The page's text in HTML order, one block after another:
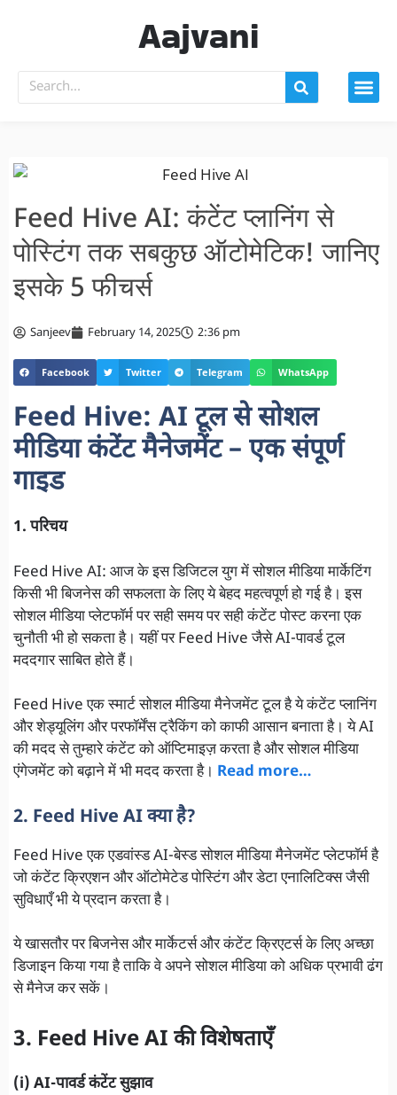
Aajvani
Feed Hive AI: कंटेंट प्लानिंग से
पोस्टिंग तक सबकुछ ऑटोमेटिक! जानिए
इसके 5 फीचर्स
Sanjeev February 14, 2025 2:36 pm
Facebook Twitter Telegram WhatsApp
Feed Hive: AI टूल से सोशल
मीडिया कंटेंट मैनेजमेंट – एक संपूर्ण
गाइड
1. परिचय
Feed Hive AI: आज के इस डिजिटल युग में सोशल मीडिया मार्केटिंग
किसी भी बिजनेस की सफलता के लिए ये बेहद महत्वपूर्ण हो गई है। इस
सोशल मीडिया प्लेटफॉर्म पर सही समय पर सही कंटेंट पोस्ट करना एक
चुनौती भी हो सकता है। यहीं पर Feed Hive जैसे AI-पावर्ड टूल
मददगार साबित होते हैं।
Feed Hive एक स्मार्ट सोशल मीडिया मैनेजमेंट टूल है ये कंटेंट प्लानिंग
और शेड्यूलिंग और परफॉर्मेंस ट्रैकिंग को काफी आसान बनाता है। ये AI
की मदद से तुम्हारे कंटेंट को ऑप्टिमाइज़ करता है और सोशल मीडिया
एंगेजमेंट को बढ़ाने में भी मदद करता है। Read more…
2. Feed Hive AI क्या है?
Feed Hive एक एडवांस्ड AI-बेस्ड सोशल मीडिया मैनेजमेंट प्लेटफॉर्म है
जो कंटेंट क्रिएशन और ऑटोमेटेड पोस्टिंग और डेटा एनालिटिक्स जैसी
सुविधाएँ भी ये प्रदान करता है।
ये खासतौर पर बिजनेस और मार्केटर्स और कंटेंट क्रिएटर्स के लिए अच्छा
डिजाइन किया गया है ताकि वे अपने सोशल मीडिया को अधिक प्रभावी ढंग
से मैनेज कर सकें।
3. Feed Hive AI की विशेषताएँ
(i) AI-पावर्ड कंटेंट सुझाव